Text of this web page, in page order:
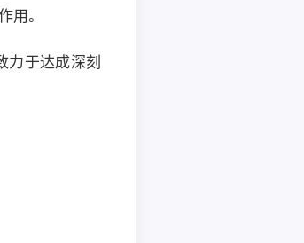
用。
力于达成深刻